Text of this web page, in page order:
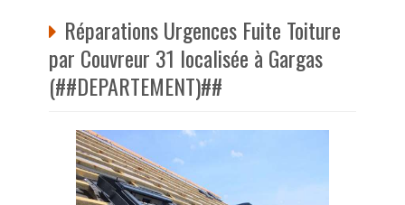
Réparations Urgences Fuite Toiture
par Couvreur 31 localisée à Gargas
(##DEPARTEMENT)##